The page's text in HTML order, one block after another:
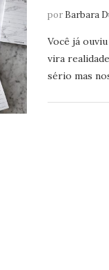
por Barbara
Você já
vira
sério mas